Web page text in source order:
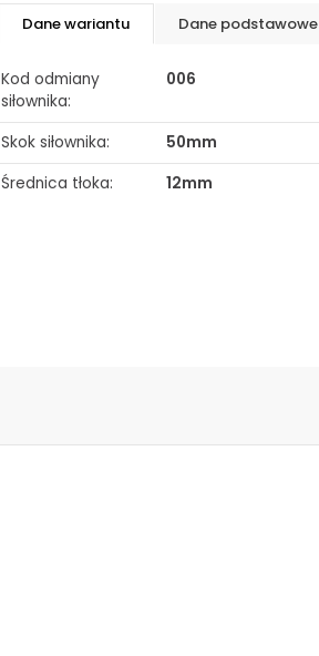
+48 665 001 770
Dane wariantu Dane podstawowe
Kod odmiany
siłownika:
006
Skok siłownika:
50mm
Średnica tłoka:
12mm